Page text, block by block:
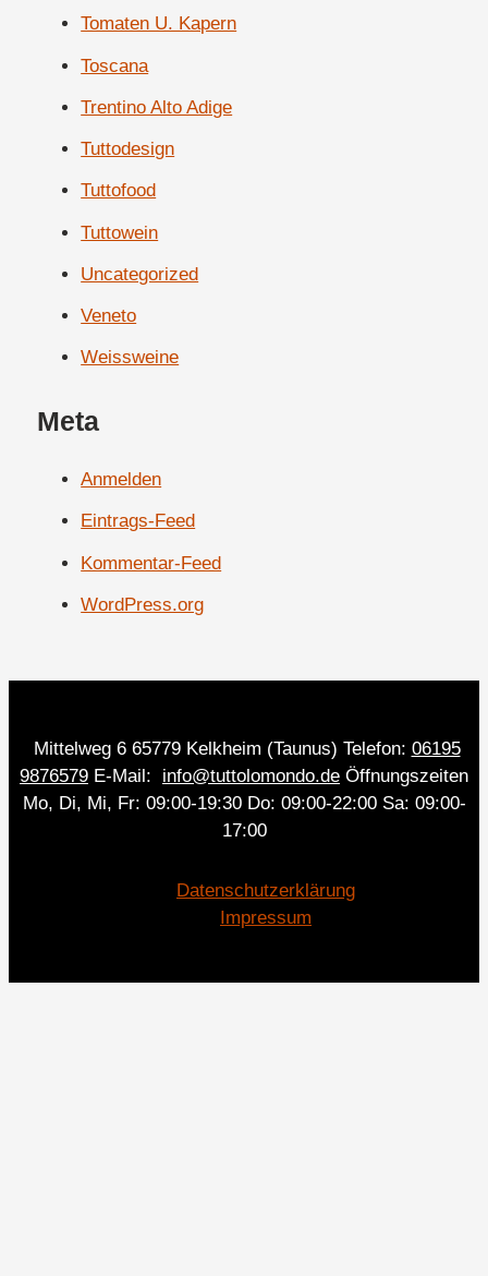
Tomaten U. Kapern
Toscana
Trentino Alto Adige
Tuttodesign
Tuttofood
Tuttowein
Uncategorized
Veneto
Weissweine
Meta
Anmelden
Eintrags-Feed
Kommentar-Feed
WordPress.org
Mittelweg 6 65779 Kelkheim (Taunus) Telefon: 06195
9876579 E-Mail: info@tuttolomondo.de Öffnungszeiten
Mo, Di, Mi, Fr: 09:00-19:30 Do: 09:00-22:00 Sa: 09:00-
17:00
Datenschutzerklärung
Impressum